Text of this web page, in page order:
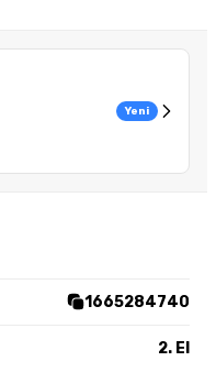
Yeni
1665284740
2. El